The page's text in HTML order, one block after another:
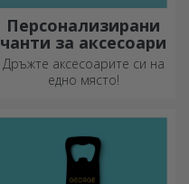
Персонализирани
чанти за аксесоари
Дръжте аксесоарите си на
едно място!